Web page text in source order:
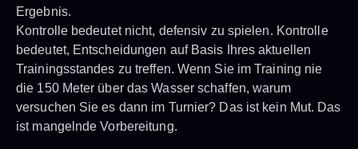
Ergebnis.
Kontrolle bedeutet nicht, defensiv zu spielen. Kontrolle
bedeutet, Entscheidungen auf Basis Ihres aktuellen
Trainingsstandes zu treffen. Wenn Sie im Training nie
die 150 Meter über das Wasser schaffen, warum
versuchen Sie es dann im Turnier? Das ist kein Mut. Das
ist mangelnde Vorbereitung.